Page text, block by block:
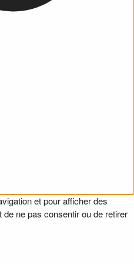
et pour afficher des
ne pas consentir ou de retirer